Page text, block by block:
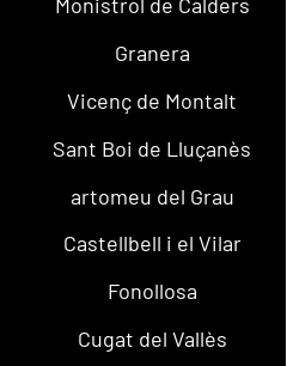
Granera
Vicenç de Montalt
Sant Boi de Lluçanès
artomeu del Grau
Castellbell i el Vilar
Fonollosa
Cugat del Vallès